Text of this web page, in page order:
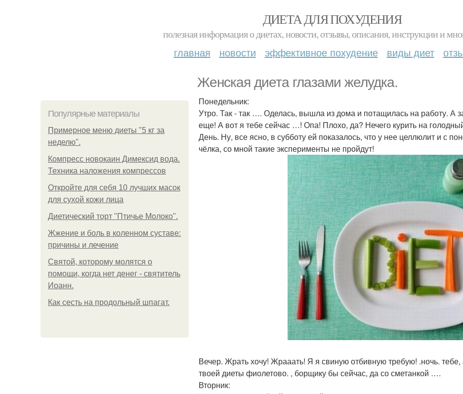
ДИЕТА ДЛЯ ПОХУДЕНИЯ
полезная информация о диетах, новости, отзывы, описания, инструкции и
главная новости эффективное похудение виды диет
Женская диета глазами желудка.
Популярные материалы
Примерное меню диеты "5 кг за
неделю".
Компресс новокаин Димексид вода.
Техника наложения компрессов
Откройте для себя 10 лучших масок
для сухой кожи лица
Диетический торт "Птичье Молоко".
Жжение и боль в коленном суставе:
причины и лечение
Святой, которому молятся о
помощи, когда нет денег - святитель
Иоанн.
Как сесть на продольный шпагат.
Понедельник:
Утро. Так - так …. Оделась, вышла из дома и потащилась на работу. А
еще! А вот я тебе сейчас …! Опа! Плохо, да? Нечего курить на
День. Ну, все ясно, в субботу ей показалось, что у нее целлюлит и с
чёлка, со мной такие эксперименты не пройдут!
Вечер. Жрать хочу! Жрааать! Я я свиную отбивную требую! .ночь.
твоей диеты фиолетово. , борщику бы сейчас, да со сметанкой ….
Вторник: